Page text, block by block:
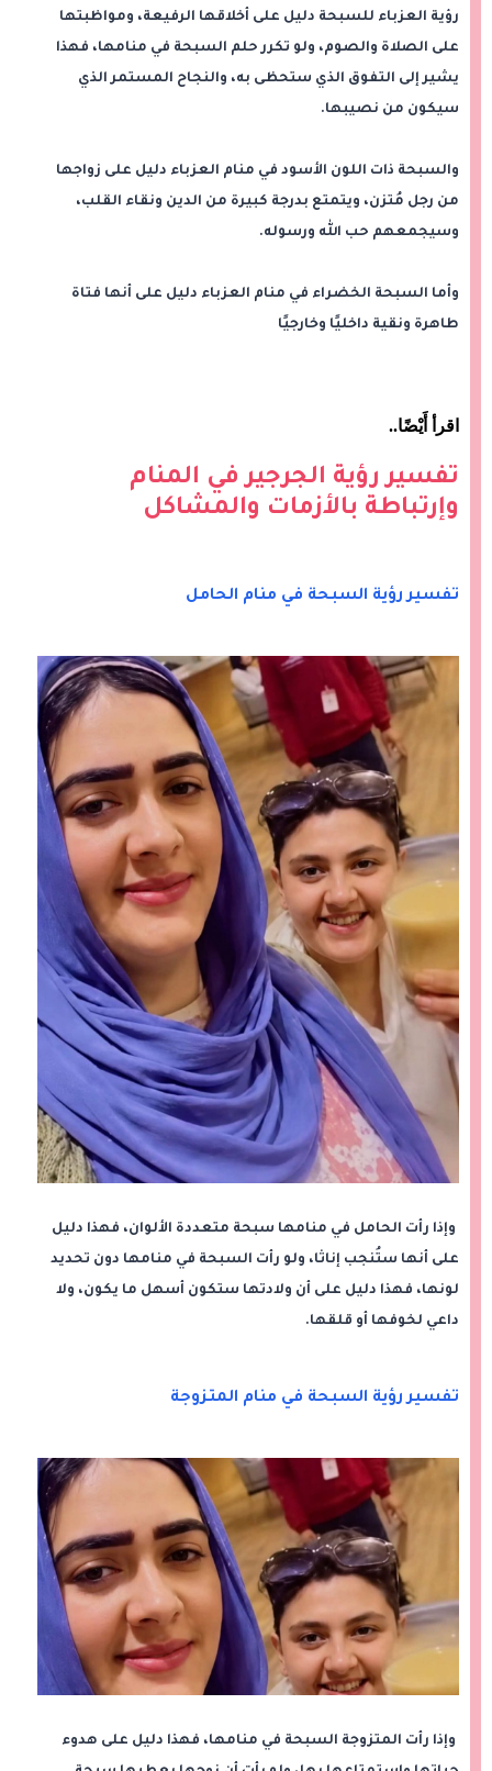
رؤية العزباء للسبحة دليل على أخلاقها الرفيعة، ومواظبتها
على الصلاة والصوم، ولو تكرر حلم السبحة في منامها، فهذا
يشير إلى التفوق الذي ستحظى به، والنجاح المستمر الذي
سيكون من نصيبها.
والسبحة ذات اللون الأسود في منام العزباء دليل على زواجها
من رجل مُتزن، ويتمتع بدرجة كبيرة من الدين ونقاء القلب،
وسيجمعهم حب الله ورسوله.
وأما السبحة الخضراء في منام العزباء دليل على أنها فتاة
طاهرة ونقية داخليًا وخارجيًا
اقرأ أَيْضًا..
تفسير رؤية الجرجير في المنام
وإرتباطة بالأزمات والمشاكل
تفسير رؤية السبحة في منام الحامل
وإذا رأت الحامل في منامها سبحة متعددة الألوان، فهذا دليل
على أنها ستُنجب إناثا، ولو رأت السبحة في منامها دون تحديد
لونها، فهذا دليل على أن ولادتها ستكون أسهل ما يكون، ولا
داعي لخوفها أو قلقها.
تفسير رؤية السبحة في منام المتزوجة
وإذا رأت المتزوجة السبحة في منامها، فهذا دليل على هدوء